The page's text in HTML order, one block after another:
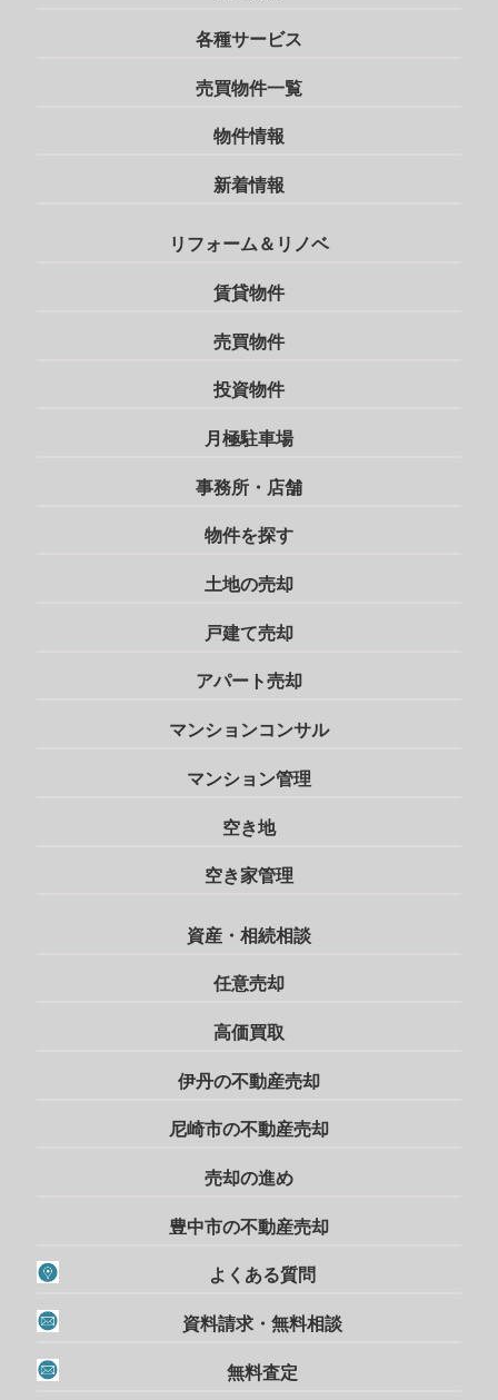
各種サービス
売買物件一覧
物件情報
新着情報
リフォーム＆リノベ
賃貸物件
売買物件
投資物件
月極駐車場
事務所・店舗
物件を探す
土地の売却
戸建て売却
アパート売却
マンションコンサル
マンション管理
空き地
空き家管理
資産・相続相談
任意売却
高価買取
伊丹の不動産売却
尼崎市の不動産売却
売却の進め
豊中市の不動産売却
よくある質問
資料請求・無料相談
無料査定